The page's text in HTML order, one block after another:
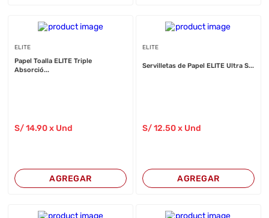
ELITE
Papel Toalla ELITE Triple
Absorció...
S/14.90 x Und
AGREGAR
ELITE
Servilletas de Papel ELITE Ultra S...
S/12.50x Und
AGREGAR